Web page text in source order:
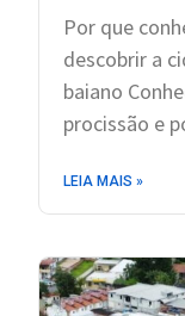
Por que
descobrir a
baiano
procissão e
LEIA MAIS »